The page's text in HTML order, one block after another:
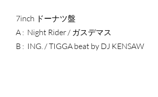
7inch ドーナツ盤
A : Night Rider / ガスデマス
B : ING. / TIGGA beat by DJ KENSAW